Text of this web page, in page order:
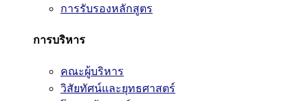
การรับรองหลักสูตร
การบริหาร
คณะผู้บริหาร
วิสัยทัศน์และยุทธศาสตร์